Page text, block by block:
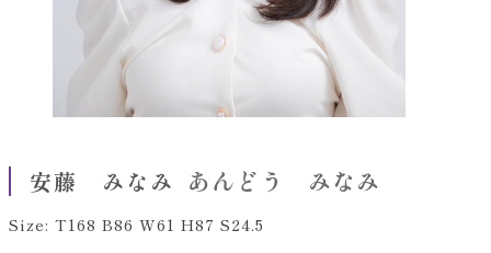
安藤 みなみ あんどう みなみ
Size: T168 B86 W61 H87 S24.5